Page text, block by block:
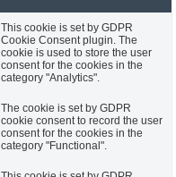
This cookie is set by GDPR
Cookie Consent plugin. The
cookie is used to store the user
consent for the cookies in the
category "Analytics".
The cookie is set by GDPR
cookie consent to record the user
consent for the cookies in the
category "Functional".